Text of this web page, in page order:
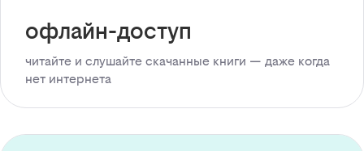
офлайн-доступ
читайте и слушайте скачанные книги — даже когда
нет интернета